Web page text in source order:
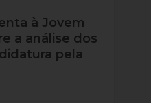
à Jovem
a análise dos
pela